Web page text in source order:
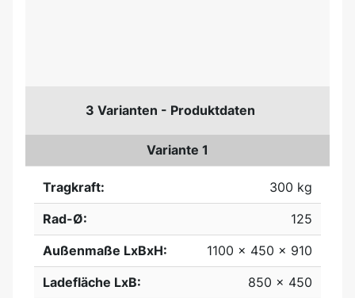
3 Varianten - Produktdaten
Variante 1
Tragkraft:
300 kg
Rad-Ø:
125
Außenmaße LxBxH:
1100 x 450 x 910
Ladefläche LxB:
850 x 450